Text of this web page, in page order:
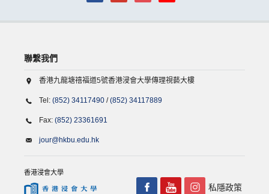
聯繫我們
香港九龍塘禧福道5號香港浸會大學傳理視藝大樓
Tel: (852) 34117490 /(852) 34117889
Fax: (852) 23361691
jour@hkbu.edu.hk
香港浸會大學
私隱政策